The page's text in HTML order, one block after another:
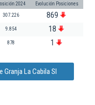
2024 Evolución Posiciones
307.226 869
9.854 18
878 1
La Cabila Sl